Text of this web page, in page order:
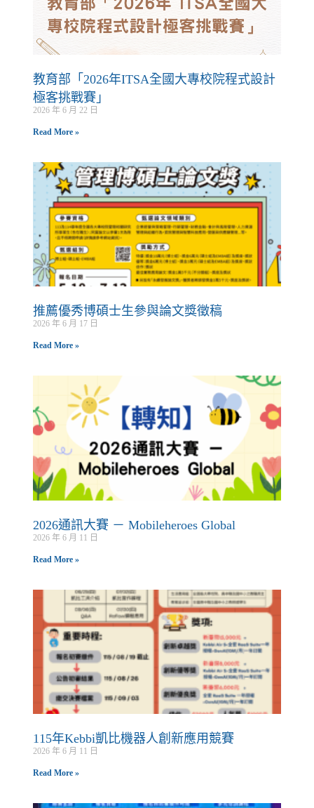
教育部「2026年ITSA全國大專校院程式設計
極客挑戰賽」
2026 年 6 月 22 日
Read More »
推薦優秀博碩士生參與論文獎徵稿
2026 年 6 月 17 日
Read More »
2026通訊大賽 － Mobileheroes Global
2026 年 6 月 11 日
Read More »
115年Kebbi凱比機器人創新應用競賽
2026 年 6 月 11 日
Read More »